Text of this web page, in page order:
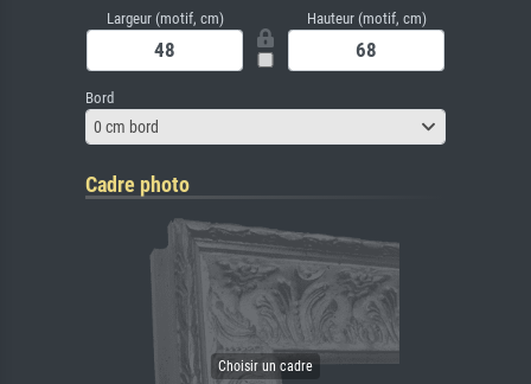
Largeur (motif, cm) Hauteur (motif, cm)
Bord
0 cm bord
Cadre photo